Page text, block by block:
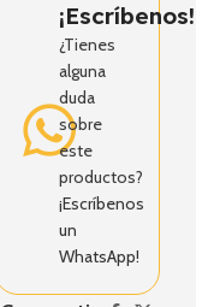
¡Escríbenos!
¿Tienes
alguna
duda
sobre
este
productos?
¡Escríbenos
un
WhatsApp!